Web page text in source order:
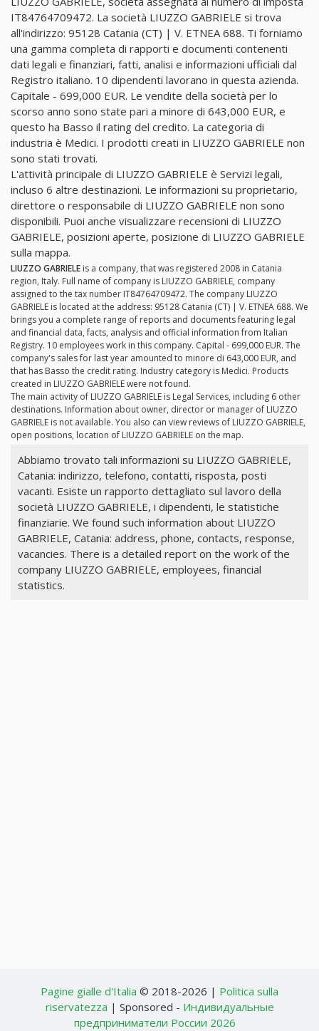
IT84764709472. La società LIUZZO GABRIELE si trova
all'indirizzo: 95128 Catania (CT) | V. ETNEA 688. Ti forniamo
una gamma completa di rapporti e documenti contenenti
dati legali e finanziari, fatti, analisi e informazioni ufficiali dal
Registro italiano. 10 dipendenti lavorano in questa azienda.
Capitale - 699,000 EUR. Le vendite della società per lo
scorso anno sono state pari a minore di 643,000 EUR, e
questo ha Basso il rating del credito. La categoria di
industria è Medici. I prodotti creati in LIUZZO GABRIELE non
sono stati trovati.
L'attività principale di LIUZZO GABRIELE è Servizi legali,
incluso 6 altre destinazioni. Le informazioni su proprietario,
direttore o responsabile di LIUZZO GABRIELE non sono
disponibili. Puoi anche visualizzare recensioni di LIUZZO
GABRIELE, posizioni aperte, posizione di LIUZZO GABRIELE
sulla mappa.
LIUZZO GABRIELE is a company, that was registered 2008 in Catania
region, Italy. Full name of company is LIUZZO GABRIELE, company
assigned to the tax number IT84764709472. The company LIUZZO
GABRIELE is located at the address: 95128 Catania (CT) | V. ETNEA 688. We
brings you a complete range of reports and documents featuring legal
and financial data, facts, analysis and official information from Italian
Registry. 10 employees work in this company. Capital - 699,000 EUR. The
company's sales for last year amounted to minore di 643,000 EUR, and
that has Basso the credit rating. Industry category is Medici. Products
created in LIUZZO GABRIELE were not found.
The main activity of LIUZZO GABRIELE is Legal Services, including 6 other
destinations. Information about owner, director or manager of LIUZZO
GABRIELE is not available. You also can view reviews of LIUZZO GABRIELE,
open positions, location of LIUZZO GABRIELE on the map.
Abbiamo trovato tali informazioni su LIUZZO GABRIELE,
Catania: indirizzo, telefono, contatti, risposta, posti
vacanti. Esiste un rapporto dettagliato sul lavoro della
società LIUZZO GABRIELE, i dipendenti, le statistiche
finanziarie. We found such information about LIUZZO
GABRIELE, Catania: address, phone, contacts, response,
vacancies. There is a detailed report on the work of the
company LIUZZO GABRIELE, employees, financial
statistics.
Pagine gialle d'Italia © 2018-2026 | Politica sulla
riservatezza | Sponsored - Индивидуальные
предприниматели России 2026